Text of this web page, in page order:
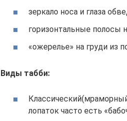
зеркало носа и глаза
горизонтальные полосы
«ожерелье» на груди из
Виды табби:
лопаток часто есть